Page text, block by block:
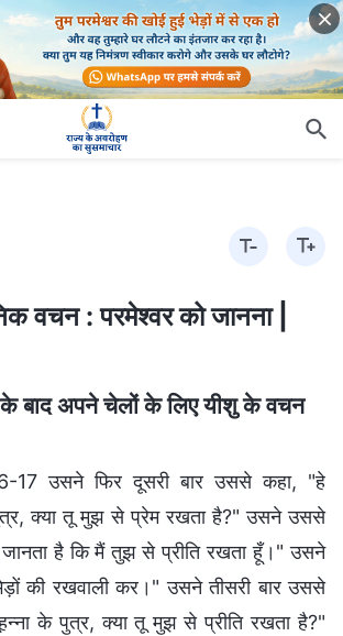
वचन : परमेश्वर को जानना |
बाद अपने चेलों के लिए यीशु के वचन
17 उसने फिर दूसरी बार उससे कहा, "हे
क्या तू मुझ से प्रेम रखता है?" उसने उससे
है कि मैं तुझ से प्रीति रखता हूँ।" उसने
की रखवाली कर।" उसने तीसरी बार उससे
के पुत्र, क्या तू मुझ से प्रीति रखता है?"